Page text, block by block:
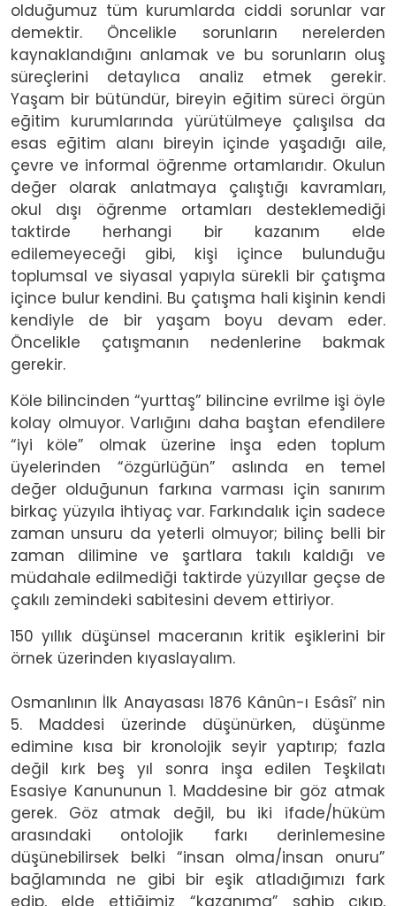
olduğumuz tüm kurumlarda ciddi sorunlar var
demektir. Öncelikle sorunların nerelerden
kaynaklandığını anlamak ve bu sorunların oluş
süreçlerini detaylıca analiz etmek gerekir.
Yaşam bir bütündür, bireyin eğitim süreci örgün
eğitim kurumlarında yürütülmeye çalışılsa da
esas eğitim alanı bireyin içinde yaşadığı aile,
çevre ve informal öğrenme ortamlarıdır. Okulun
değer olarak anlatmaya çalıştığı kavramları,
okul dışı öğrenme ortamları desteklemediği
taktirde herhangi bir kazanım elde
edilemeyeceği gibi, kişi içince bulunduğu
toplumsal ve siyasal yapıyla sürekli bir çatışma
içince bulur kendini. Bu çatışma hali kişinin kendi
kendiyle de bir yaşam boyu devam eder.
Öncelikle çatışmanın nedenlerine bakmak
gerekir.
Köle bilincinden “yurttaş” bilincine evrilme işi öyle
kolay olmuyor. Varlığını daha baştan efendilere
“iyi köle” olmak üzerine inşa eden toplum
üyelerinden “özgürlüğün” aslında en temel
değer olduğunun farkına varması için sanırım
birkaç yüzyıla ihtiyaç var. Farkındalık için sadece
zaman unsuru da yeterli olmuyor; bilinç belli bir
zaman dilimine ve şartlara takılı kaldığı ve
müdahale edilmediği taktirde yüzyıllar geçse de
çakılı zemindeki sabitesini devem ettiriyor.
150 yıllık düşünsel maceranın kritik eşiklerini bir
örnek üzerinden kıyaslayalım.
Osmanlının İlk Anayasası 1876 Kânûn-ı Esâsî’ nin
5. Maddesi üzerinde düşünürken, düşünme
edimine kısa bir kronolojik seyir yaptırıp; fazla
değil kırk beş yıl sonra inşa edilen Teşkilatı
Esasiye Kanununun 1. Maddesine bir göz atmak
gerek. Göz atmak değil, bu iki ifade/hüküm
arasındaki ontolojik farkı derinlemesine
düşünebilirsek belki “insan olma/insan onuru”
bağlamında ne gibi bir eşik atladığımızı fark
edip, elde ettiğimiz “kazanıma” sahip çıkıp,